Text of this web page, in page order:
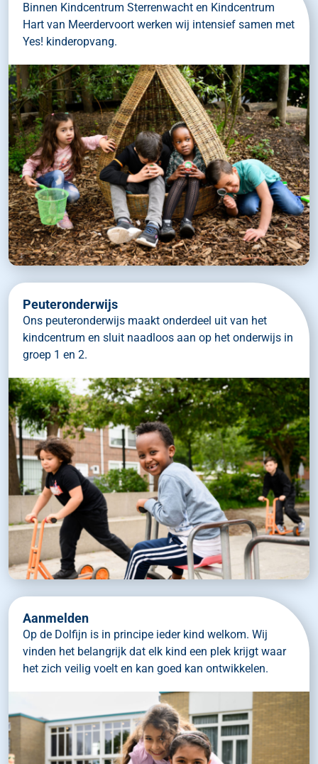
Binnen Kindcentrum Sterrenwacht en Kindcentrum
Hart van Meerdervoort werken wij intensief samen met
Yes! kinderopvang.
Peuteronderwijs
Ons peuteronderwijs maakt onderdeel uit van het
kindcentrum en sluit naadloos aan op het onderwijs in
groep 1 en 2.
Aanmelden
Op de Dolfijn is in principe ieder kind welkom. Wij
vinden het belangrijk dat elk kind een plek krijgt waar
het zich veilig voelt en kan goed kan ontwikkelen.